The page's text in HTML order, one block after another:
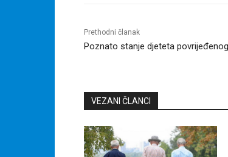
Prethodni članak
Poznato stanje djeteta
VEZANI ČLANCI